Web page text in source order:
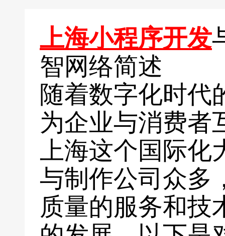
上海小程序开发
智网络简述
随着数字化时代
为企业与消费者
上海这个国际化
与制作公司众多
质量的服务和技